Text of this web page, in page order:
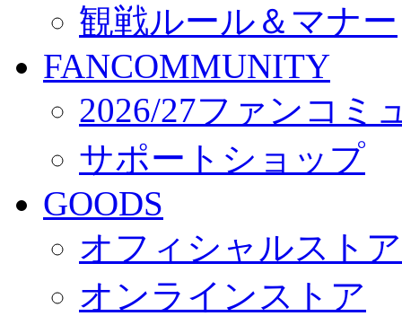
観戦ルール＆マナー
FANCOMMUNITY
2026/27ファンコミ
サポートショップ
GOODS
オフィシャルスト
オンラインストア